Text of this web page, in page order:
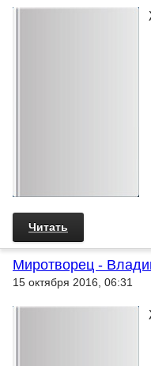
Читать
Миpотвоpец -
15 октября 2016, 06:31